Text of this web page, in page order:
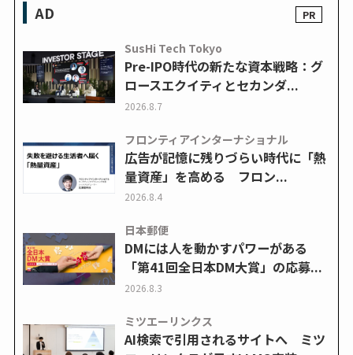
AD
SusHi Tech Tokyo
Pre-IPO時代の新たな資本戦略：グ
ロースエクイティとセカンダ...
2026.8.7
フロンティアインターナショナル
広告が記憶に残りづらい時代に「熱
量資産」を高める フロン...
2026.8.4
日本郵便
DMには人を動かすパワーがある
「第41回全日本DM大賞」の応募...
2026.8.3
ミツエーリンクス
AI検索で引用されるサイトへ ミツ